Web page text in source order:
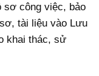
sơ công việc, bảo
tài liệu vào Lưu
khai thác, sử